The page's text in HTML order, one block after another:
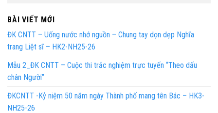
BÀI VIẾT MỚI
ĐK CNTT – Uống nước nhớ nguồn – Chung tay dọn dẹp Nghĩa
trang Liệt sĩ – HK2-NH25-26
Mẫu 2_ĐK CNTT – Cuộc thi trắc nghiệm trực tuyến “Theo dấu
chân Người”
ĐKCNTT -Kỷ niệm 50 năm ngày Thành phố mang tên Bác – HK3-
NH25-26